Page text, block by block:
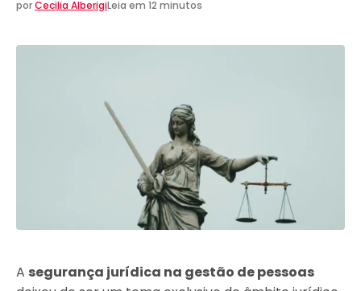
porCecilia AlberigiLeia em 12 minutos
A segurança jurídica na gestão de pessoas